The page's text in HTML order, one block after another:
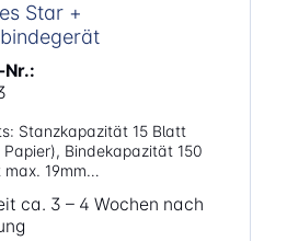
Star +
Blatt
Papier), Bindekapazität 150
19mm
Müheloses
Stanzen dank
Stanzhebel
ca. 3 – 4 Wochen nach